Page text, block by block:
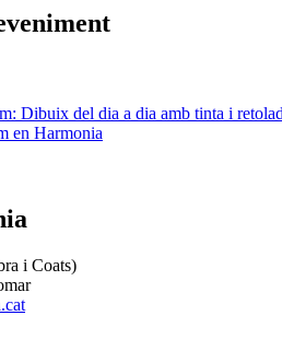
Dibuix del dia a dia amb tinta i
en Harmonia
i Coats)